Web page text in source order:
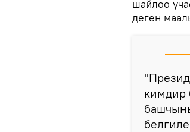
шайлоо
деген
кимдир